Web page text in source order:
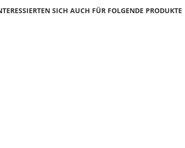
SICH AUCH FÜR FOLGENDE PRODUKTE